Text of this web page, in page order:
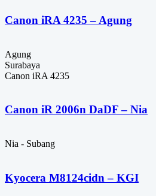
Canon iRA 4235 – Agung
Agung
Surabaya
Canon iRA 4235
Canon iR 2006n DaDF – Nia
Nia - Subang
Kyocera M8124cidn – KGI